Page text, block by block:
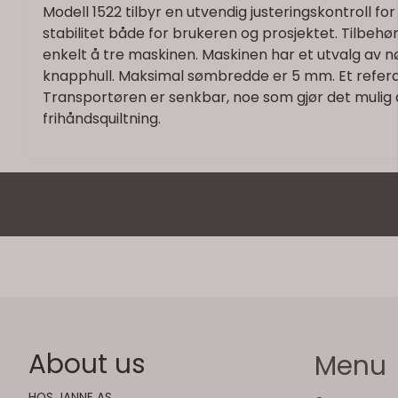
Modell 1522 tilbyr en utvendig justeringskontroll
stabilitet både for brukeren og prosjektet.
enkelt å tre maskinen. Maskinen har et utvalg av
knapphull. Maksimal sømbredde er 5 mm. Et
Transportøren er senkbar, noe som gjør det
frihåndsquiltning.
About us Menu